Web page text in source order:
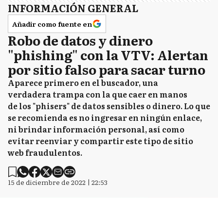
INFORMACIÓN GENERAL
Añadir como fuente en
Robo de datos y dinero
"phishing" con la VTV: Alertan
por sitio falso para sacar turno
Aparece primero en el buscador, una
verdadera trampa con la que caer en manos
de los "phisers" de datos sensibles o dinero. Lo que
se recomienda es no ingresar en ningún enlace,
ni brindar información personal, así como
evitar reenviar y compartir este tipo de sitio
web fraudulentos.
15 de diciembre de 2022 | 22:53